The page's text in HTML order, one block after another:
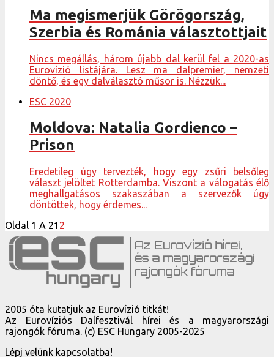
Ma megismerjük Görögország,
Szerbia és Románia választottjait
Nincs megállás, három újabb dal kerül fel a 2020-as
Eurovízió listájára. Lesz ma dalpremier, nemzeti
döntő, és egy dalválasztó műsor is. Nézzük...
ESC 2020
Moldova: Natalia Gordienco –
Prison
Eredetileg úgy tervezték, hogy egy zsűri belsőleg
választ jelöltet Rotterdamba. Viszont a válogatás élő
meghallgatásos szakaszában a szervezők úgy
döntöttek, hogy érdemes...
Oldal 1 A 21 2
2005 óta kutatjuk az Eurovízió titkát!
Az Eurovíziós Dalfesztivál hírei és a magyarországi
rajongók fóruma. (c) ESC Hungary 2005-2025
Lépj velünk kapcsolatba!